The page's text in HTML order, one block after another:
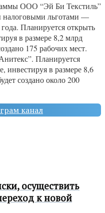
ООО “Эй Би Текстиль”
налоговыми льготами —
Планируется открыть
в размере 8,2 млрд
175 рабочих мест.
Планируется
инвестируя в размере 8,6
создано около 200
канал
осуществить
к новой